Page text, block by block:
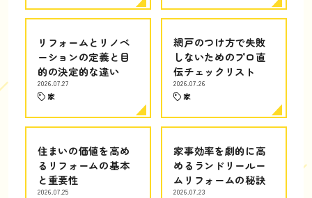
リフォームとリノベ
ーションの定義と目
的の決定的な違い
2026.07.27
家
網戸のつけ方で失敗
しないためのプロ直
伝チェックリスト
2026.07.26
家
住まいの価値を高め
るリフォームの基本
と重要性
2026.07.25
家事効率を劇的に高
めるランドリールー
ムリフォームの秘訣
2026.07.23